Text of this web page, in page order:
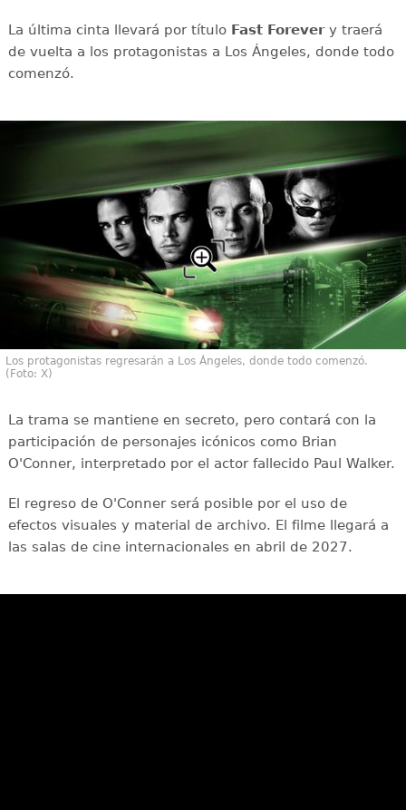
La última cinta llevará por título Fast Forevery traerá
de vuelta a los protagonistas a Los Ángeles, donde todo
comenzó.
Los protagonistas regresarán a Los Ángeles, donde todo comenzó.
(Foto: X)
La trama se mantiene en secreto, pero contará con la
participación de personajes icónicos como Brian
O'Conner, interpretado por el actor fallecido Paul Walker.
El regreso de O'Conner será posible por el uso de
efectos visuales y material de archivo. El filme llegará a
las salas de cine internacionales en abril de 2027.